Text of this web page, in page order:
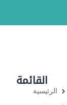
القائمة
الرئيسية